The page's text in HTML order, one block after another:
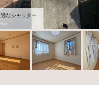
なシャッター